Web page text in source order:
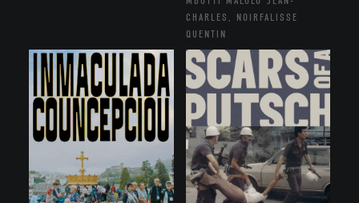
CHARLES, NOIRFALISSE
QUENTIN